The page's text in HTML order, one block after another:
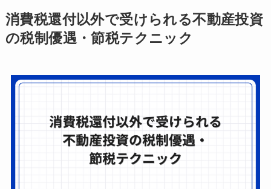
消費税還付以外で受けられる不動産投資
の税制優遇・節税テクニック